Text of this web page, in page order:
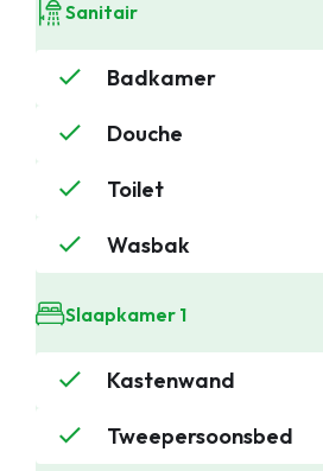
Sanitair
Badkamer
Douche
Toilet
Wasbak
Slaapkamer 1
Kastenwand
Tweepersoonsbed